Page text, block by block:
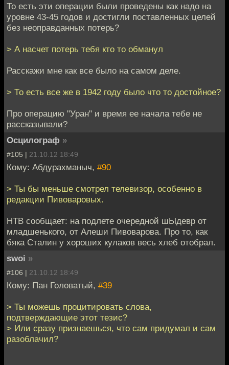
То есть эти операции были проведены как надо на
уровне 43-45 годов и достигли поставленных целей
без неоправданных потерь?
> А насчет потерь тебя кто то обманул
Расскажи мне как все было на самом деле.
> То есть все же в 1942 году было что то достойное?
Про операцию "Уран" и время ее начала тебе не
рассказывали?
Осцилограф »
#105 | 21.10.12 18:49
Кому: Абдурахманыч, #90
> Ты бы меньше смотрел телевизор, особенно в
редакции Пивоваровых.
НТВ сообщает: на подлете очередной шЫдевр от
младшенького, от Алеши Пивоварова. Про то, как
бяка Сталин у хороших кулаков весь хлеб отобрал.
swoi »
#106 | 21.10.12 18:49
Кому: Пан Головатый, #39
> Ты можешь процитировать слова,
подтверждающие этот тезис?
> Или сразу признаешься, что сам придумал и сам
разоблачил?